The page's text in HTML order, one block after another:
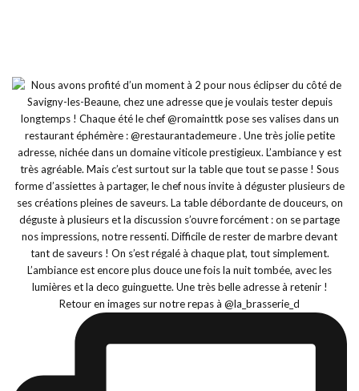
Retour en images sur notre repas à @la_brasserie_d